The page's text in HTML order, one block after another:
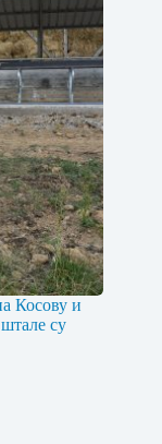
Косову и
су